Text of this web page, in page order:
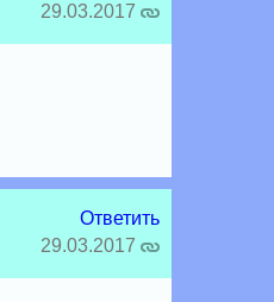
29.03.2017
Ответить
29.03.2017